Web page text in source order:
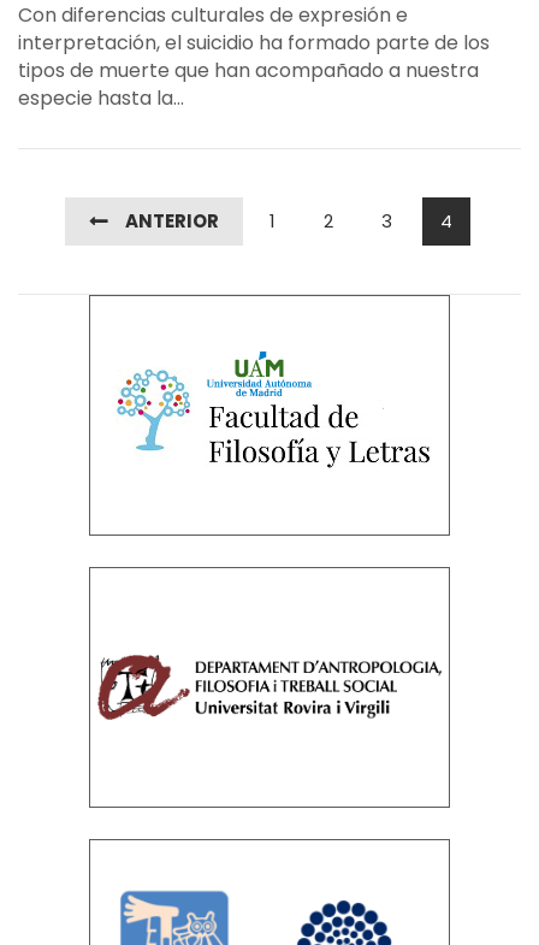
Con diferencias culturales de expresión e
interpretación, el suicidio ha formado parte de los
tipos de muerte que han acompañado a nuestra
especie hasta la...
ANTERIOR 1 2 3 4